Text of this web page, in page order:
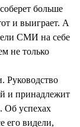
больше
и выиграет. А
СМИ на себе
не только
Руководство
и принадлежит
Об успехах
видели,